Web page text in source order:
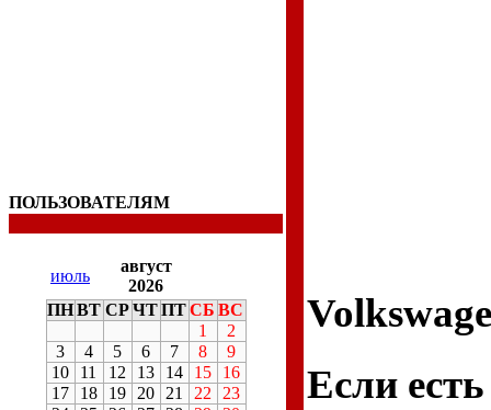
ПОЛЬЗОВАТЕЛЯМ
июль
август
2026
ПНВТ СР ЧТ ПТ СБ ВС
1
2
3
4 5 6 7 8
9
10
11 12 13 14 15
16
17
18 19 20 21 22
23
Если